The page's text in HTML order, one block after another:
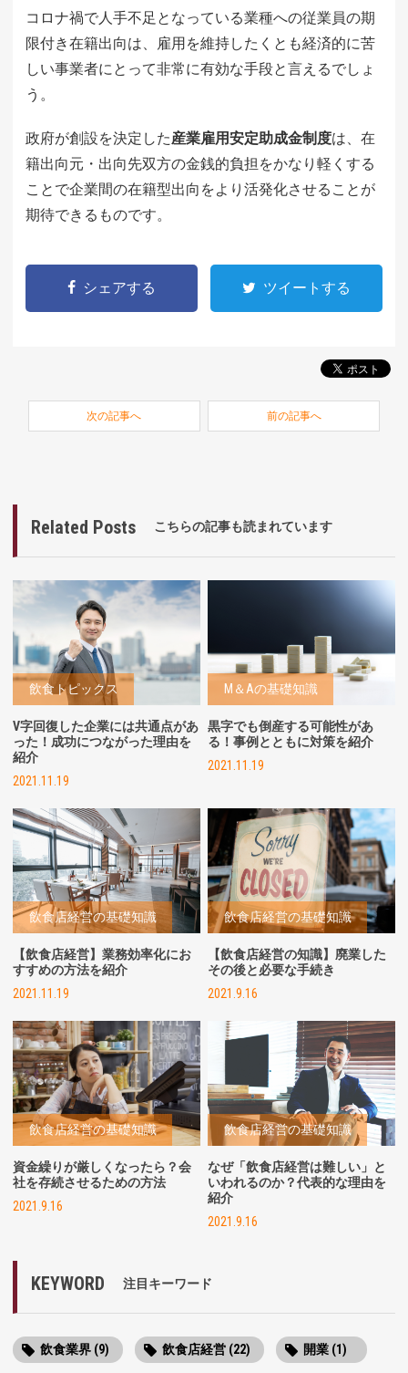
コロナ禍で人手不足となっている業種への従業員の期
限付き在籍出向は、雇用を維持したくとも経済的に苦
しい事業者にとって非常に有効な手段と言えるでしょ
う。
政府が創設を決定した産業雇用安定助成金制度は、在
籍出向元・出向先双方の金銭的負担をかなり軽くする
ことで企業間の在籍型出向をより活発化させることが
期待できるものです。
シェアする ツイートする
次の記事へ 前の記事へ
Related Posts こちらの記事も読まれています
飲食トピックス
V字回復した企業には共通点があ
った！成功につながった理由を
紹介
2021.11.19
M＆Aの基礎知識
黒字でも倒産する可能性があ
る！事例とともに対策を紹介
2021.11.19
飲食店経営の基礎知識
【飲食店経営】業務効率化にお
すすめの方法を紹介
2021.11.19
飲食店経営の基礎知識
【飲食店経営の知識】廃業した
その後と必要な手続き
2021.9.16
飲食店経営の基礎知識
資金繰りが厳しくなったら？会
社を存続させるための方法
2021.9.16
飲食店経営の基礎知識
なぜ「飲食店経営は難しい」と
いわれるのか？代表的な理由を
紹介
2021.9.16
KEYWORD 注目キーワード
飲食業界 (9) 飲食店経営 (22) 開業 (1)